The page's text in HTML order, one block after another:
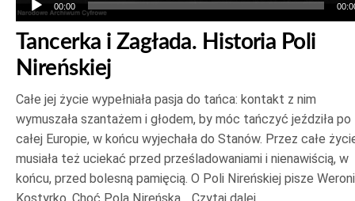
00:00
Tancerka i Zagłada. Historia Poli
Nireńskiej
Całe jej życie wypełniała pasja do tańca: kontakt z nim
wymuszała szantażem i głodem, by móc tańczyć jeździła po
całej Europie, w końcu wyjechała do Stanów. Przez całe
musiała też uciekać przed prześladowaniami i nienawiścią, w
końcu, przed bolesną pamięcią. O Poli Nireńskiej pisze
Kostyrko. Choć Pola Nireńska… Czytaj dalej